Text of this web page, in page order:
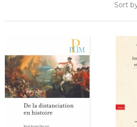
Sort